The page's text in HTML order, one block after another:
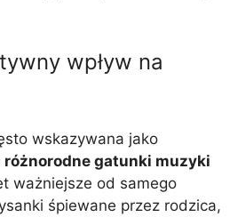
wpływ na
wskazywana jako
różnorodne gatunki muzyki
ważniejsze od samego
śpiewane przez rodzica,